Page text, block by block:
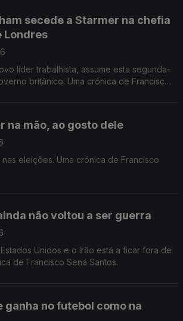
secede a Starmer na chefia
Londres
líder trabalhista, assume esta segunda-
britânico. Uma crónica de Francisco
na mão, ao gosto dele
eleições. Uma crónica de Francisco
não voltou a ser guerra
Unidos e o Irão está a ficar fora de
de Francisco Sena Santos.
ganha no futebol como na